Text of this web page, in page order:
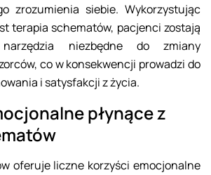
zrozumienia siebie. Wykorzystując
terapia schematów, pacjenci zostają
niezbędne do zmiany
co w konsekwencji prowadzi do
i satysfakcji z życia.
płynące z
oferuje liczne korzyści emocjonalne